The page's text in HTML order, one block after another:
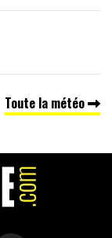
Toute la météo